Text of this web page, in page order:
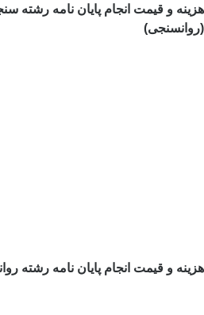
و قیمت انجام پایان نامه رشته
و قیمت انجام پایان نامه رشته